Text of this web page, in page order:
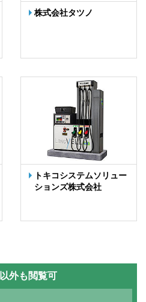
株式会社タツノ
トキコシステムソリュー
ションズ株式会社
外も閲覧可